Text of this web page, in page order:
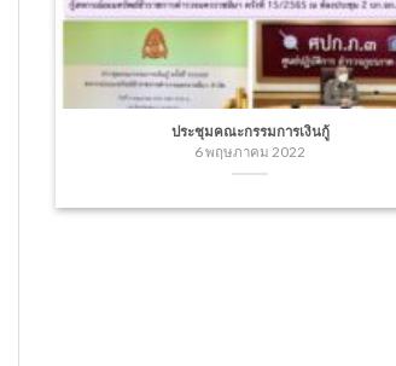
ประชุมคณะกรรมการเงินกู้
6 พฤษภาคม 2022